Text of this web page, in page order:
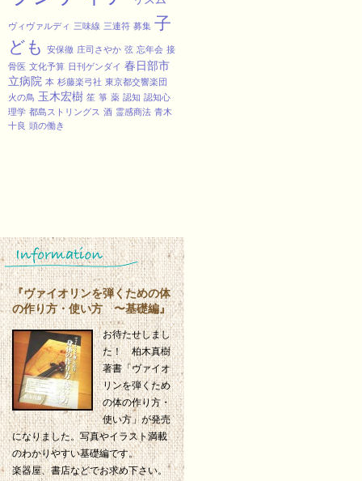
ヴィヴァルディ 三味線 三連符 募集 子
ども
安保徹 庄司さやか 弦 忘年会 接
骨医 文化予算 日刊ゲンダイ 春日部市
立病院 本 杉藤楽弓社 東京都交響楽団
火の鳥 玉木宏樹 笙 箏 薬 認知 認知心
理学 都島ストリングス 酒 霊感商法 青木
十良 頭の働き
『ヴァイオリンを弾くための体
の作り方・使い方 〜基礎編』
お待たせしまし
た！ 柏木真樹
著書「ヴァイオ
リンを弾くため
の体の作り方・
使い方」が発売
になりました。写真やイラスト満載
のわかりやすい基礎編です。
楽器屋、書店などでお求め下さい。